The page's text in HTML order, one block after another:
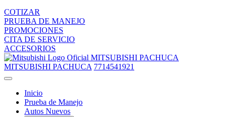
COTIZAR
PRUEBA DE MANEJO
PROMOCIONES
CITA DE SERVICIO
ACCESORIOS
MITSUBISHI PACHUCA
MITSUBISHI PACHUCA 7714541921
Inicio
Prueba de Manejo
Autos Nuevos